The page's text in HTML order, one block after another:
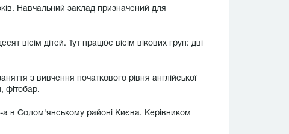
Навчальний заклад призначений для
вісім дітей. Тут працює вісім вікових груп: дві
з вивчення початкового рівня англійської
фітобар.
в Солом'янському районі Києва. Керівником